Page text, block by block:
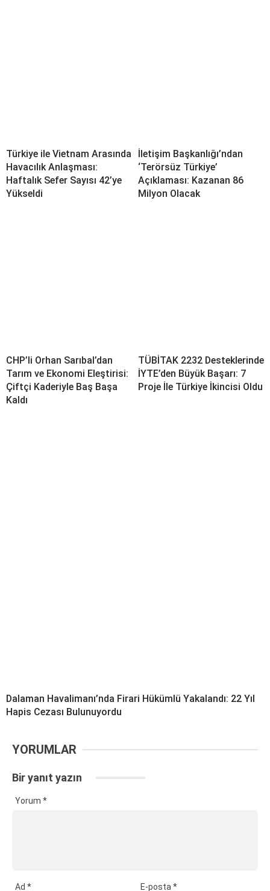
Türkiye ile Vietnam Arasında
Havacılık Anlaşması:
Haftalık Sefer Sayısı 42’ye
Yükseldi
İletişim Başkanlığı’ndan
‘Terörsüz Türkiye’
Açıklaması: Kazanan 86
Milyon Olacak
CHP’li Orhan Sarıbal’dan
Tarım ve Ekonomi Eleştirisi:
Çiftçi Kaderiyle Baş Başa
Kaldı
TÜBİTAK 2232 Desteklerinde
İYTE’den Büyük Başarı: 7
Proje İle Türkiye İkincisi Oldu
Dalaman Havalimanı’nda Firari Hükümlü Yakalandı: 22 Yıl
Hapis Cezası Bulunuyordu
YORUMLAR
Bir yanıt yazın
Yorum *
Ad * E-posta*